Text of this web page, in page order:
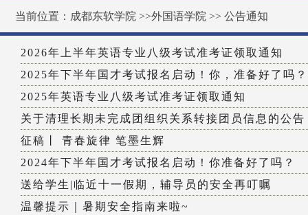
当前位置： 成都东软学院 >>外国语学院 >>公告通知
2026年上半年英语专业八级考试准考证领取通知
2025年下半年国才考试报名启动！你，准备好了吗？
2025年英语专业八级考试准考证领取通知
关于清理长期未完成团组织关系转接团员信息的公告
征稿丨 青春旋律 笔墨生辉
2024年下半年国才考试报名启动！你准备好了吗？
送给学生|临近十一假期，辅导员的安全再叮嘱
温馨提示｜暑期安全指南来啦~